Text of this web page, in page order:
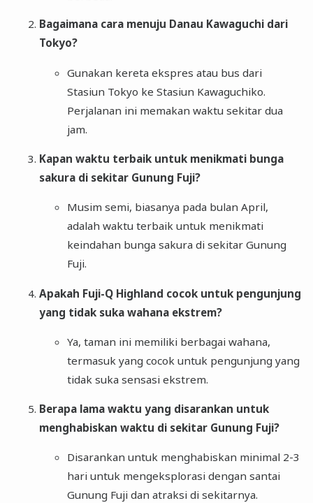
Bagaimana cara menuju Danau Kawaguchi dari
Tokyo?
Gunakan kereta ekspres atau bus dari
Stasiun Tokyo ke Stasiun Kawaguchiko.
Perjalanan ini memakan waktu sekitar dua
jam.
Kapan waktu terbaik untuk menikmati bunga
sakura di sekitar Gunung Fuji?
Musim semi, biasanya pada bulan April,
adalah waktu terbaik untuk menikmati
keindahan bunga sakura di sekitar Gunung
Fuji.
Apakah Fuji-Q Highland cocok untuk pengunjung
yang tidak suka wahana ekstrem?
Ya, taman ini memiliki berbagai wahana,
termasuk yang cocok untuk pengunjung yang
tidak suka sensasi ekstrem.
Berapa lama waktu yang disarankan untuk
menghabiskan waktu di sekitar Gunung Fuji?
Disarankan untuk menghabiskan minimal 2-3
hari untuk mengeksplorasi dengan santai
Gunung Fuji dan atraksi di sekitarnya.